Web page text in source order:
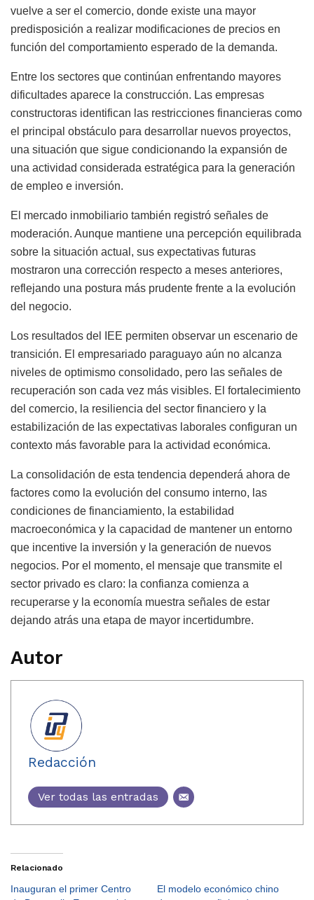
vuelve a ser el comercio, donde existe una mayor
predisposición a realizar modificaciones de precios en
función del comportamiento esperado de la demanda.
Entre los sectores que continúan enfrentando mayores
dificultades aparece la construcción. Las empresas
constructoras identifican las restricciones financieras como
el principal obstáculo para desarrollar nuevos proyectos,
una situación que sigue condicionando la expansión de
una actividad considerada estratégica para la generación
de empleo e inversión.
El mercado inmobiliario también registró señales de
moderación. Aunque mantiene una percepción equilibrada
sobre la situación actual, sus expectativas futuras
mostraron una corrección respecto a meses anteriores,
reflejando una postura más prudente frente a la evolución
del negocio.
Los resultados del IEE permiten observar un escenario de
transición. El empresariado paraguayo aún no alcanza
niveles de optimismo consolidado, pero las señales de
recuperación son cada vez más visibles. El fortalecimiento
del comercio, la resiliencia del sector financiero y la
estabilización de las expectativas laborales configuran un
contexto más favorable para la actividad económica.
La consolidación de esta tendencia dependerá ahora de
factores como la evolución del consumo interno, las
condiciones de financiamiento, la estabilidad
macroeconómica y la capacidad de mantener un entorno
que incentive la inversión y la generación de nuevos
negocios. Por el momento, el mensaje que transmite el
sector privado es claro: la confianza comienza a
recuperarse y la economía muestra señales de estar
dejando atrás una etapa de mayor incertidumbre.
Autor
Redacción
Ver todas las entradas
Relacionado
Inauguran el primer Centro
El modelo económico chino